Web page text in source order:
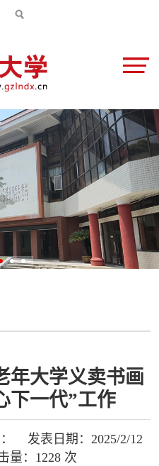
年大学义卖书画
下一代”工作
发表日期：2025/2/12
量：1228 次